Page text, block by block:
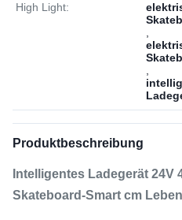
High Light:
Produktbeschreibung
Intelligentes Ladegerät 24V
Skateboard-Smart cm